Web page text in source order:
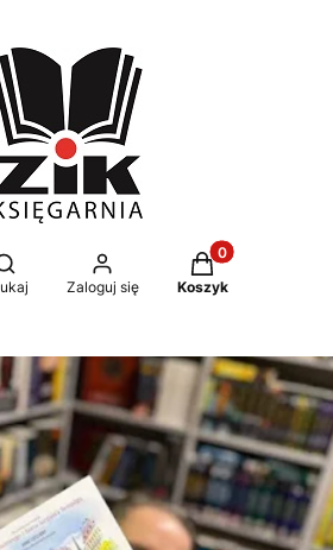
Otwórz wyszukiwarkę
Zaloguj się
Produkty w
Koszyk